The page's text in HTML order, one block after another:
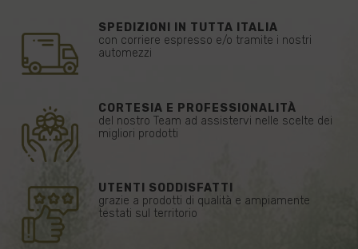
SPEDIZIONI IN TUTTA ITALIA
con corriere espresso e/o tramite i nostri
automezzi
CORTESIA E PROFESSIONALITÀ
del nostro Team ad assistervi nelle scelte dei
migliori prodotti
UTENTI SODDISFATTI
grazie a prodotti di qualità e ampiamente
testati sul territorio